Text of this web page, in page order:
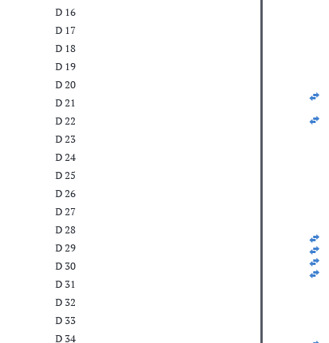
D 16
D 17
D 18
D 19
D 20
D 21
D 22
D 23
D 24
D 25
D 26
D 27
D 28
D 29
D 30
D 31
D 32
D 33
D 34